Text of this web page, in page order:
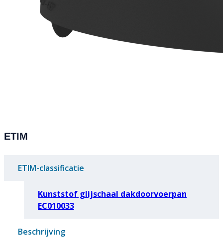
ETIM
ETIM-classificatie
Kunststof glijschaal dakdoorvoerpan
EC010033
Beschrijving